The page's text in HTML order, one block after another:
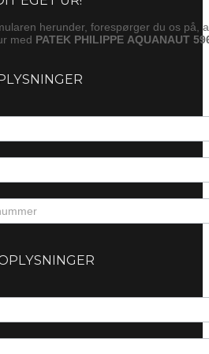
herunder, forespørger du os på,
med PATEK PHILIPPE AQUANAUT